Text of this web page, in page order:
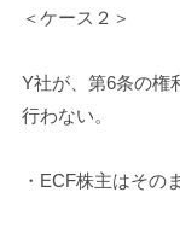
＜ケース２＞
Y社が、第6条の権
行わない。
・ECF株主はその